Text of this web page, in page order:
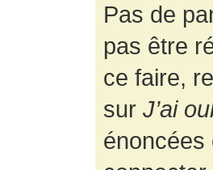
Pas de
pas être
ce faire,
sur J’ai
énoncées